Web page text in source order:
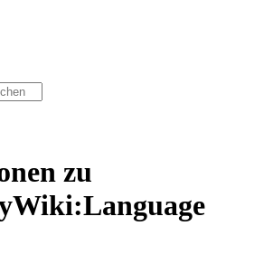
zu